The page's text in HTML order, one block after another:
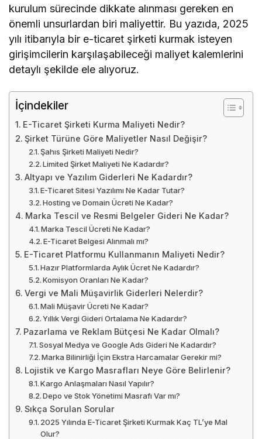
kurulum sürecinde dikkate alınması gereken en
önemli unsurlardan biri maliyettir. Bu yazıda, 2025
yılı itibarıyla bir e-ticaret şirketi kurmak isteyen
girişimcilerin karşılaşabileceği maliyet kalemlerini
detaylı şekilde ele alıyoruz.
İçindekiler
E-Ticaret Şirketi Kurma Maliyeti Nedir?
Şirket Türüne Göre Maliyetler Nasıl Değişir?
Şahıs Şirketi Maliyeti Nedir?
Limited Şirket Maliyeti Ne Kadardır?
Altyapı ve Yazılım Giderleri Ne Kadardır?
E-Ticaret Sitesi Yazılımı Ne Kadar Tutar?
Hosting ve Domain Ücreti Ne Kadar?
Marka Tescil ve Resmi Belgeler Gideri Ne Kadar?
Marka Tescil Ücreti Ne Kadar?
E-Ticaret Belgesi Alınmalı mı?
E-Ticaret Platformu Kullanmanın Maliyeti Nedir?
Hazır Platformlarda Aylık Ücret Ne Kadardır?
Komisyon Oranları Ne Kadar?
Vergi ve Mali Müşavirlik Giderleri Nelerdir?
Mali Müşavir Ücreti Ne Kadar?
Yıllık Vergi Gideri Ortalama Ne Kadardır?
Pazarlama ve Reklam Bütçesi Ne Kadar Olmalı?
Sosyal Medya ve Google Ads Gideri Ne Kadardır?
Marka Bilinirliği İçin Ekstra Harcamalar Gerekir mi?
Lojistik ve Kargo Masrafları Neye Göre Belirlenir?
Kargo Anlaşmaları Nasıl Yapılır?
Depo ve Stok Yönetimi Masrafı Var mı?
Sıkça Sorulan Sorular
2025 Yılında E-Ticaret Şirketi Kurmak Kaç TL’ye Mal
Olur?